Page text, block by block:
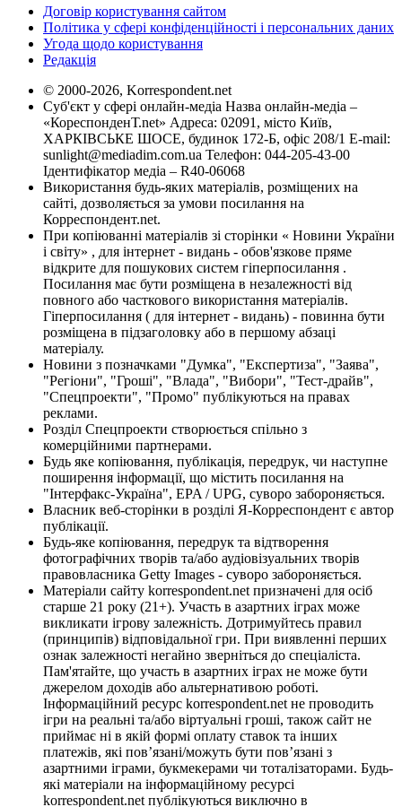
Договір користування сайтом
Політика у сфері конфіденційності і персональних даних
Угода щодо користування
Редакція
© 2000-2026, Korrespondent.net
Суб'єкт у сфері онлайн-медіа Назва онлайн-медіа –
«КореспонденТ.net» Адреса: 02091, місто Київ,
ХАРКІВСЬКЕ ШОСЕ, будинок 172-Б, офіс 208/1 E-mail:
sunlight@mediadim.com.ua Телефон: 044-205-43-00
Ідентифікатор медіа – R40-06068
Використання будь-яких матеріалів, розміщених на
сайті, дозволяється за умови посилання на
Корреспондент.net.
При копіюванні матеріалів зі сторінки « Новини України
і світу» , для інтернет - видань - обов'язкове пряме
відкрите для пошукових систем гіперпосилання .
Посилання має бути розміщена в незалежності від
повного або часткового використання матеріалів.
Гіперпосилання ( для інтернет - видань) - повинна бути
розміщена в підзаголовку або в першому абзаці
матеріалу.
Новини з позначками "Думка", "Експертиза", "Заява",
"Регіони", "Гроші", "Влада", "Вибори", "Тест-драйв",
"Спецпроекти", "Промо" публікуються на правах
реклами.
Розділ Спецпроекти створюється спільно з
комерційними партнерами.
Будь яке копіювання, публікація, передрук, чи наступне
поширення інформації, що містить посилання на
"Інтерфакс-Україна", EPA / UPG, суворо забороняється.
Власник веб-сторінки в розділі Я-Корреспондент є автор
публікації.
Будь-яке копіювання, передрук та відтворення
фотографічних творів та/або аудіовізуальних творів
правовласника Getty Images - суворо забороняється.
Матеріали сайту korrespondent.net призначені для осіб
старше 21 року (21+). Участь в азартних іграх може
викликати ігрову залежність. Дотримуйтесь правил
(принципів) відповідальної гри. При виявленні перших
ознак залежності негайно зверніться до спеціаліста.
Пам'ятайте, що участь в азартних іграх не може бути
джерелом доходів або альтернативою роботі.
Інформаційний ресурс korrespondent.net не проводить
ігри на реальні та/або віртуальні гроші, також сайт не
приймає ні в якій формі оплату ставок та інших
платежів, які пов’язані/можуть бути пов’язані з
азартними іграми, букмекерами чи тоталізаторами. Будь-
які матеріали на інформаційному ресурсі
korrespondent.net публікуються виключно в